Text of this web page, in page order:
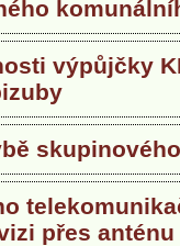
výpůjčky
přes anténu